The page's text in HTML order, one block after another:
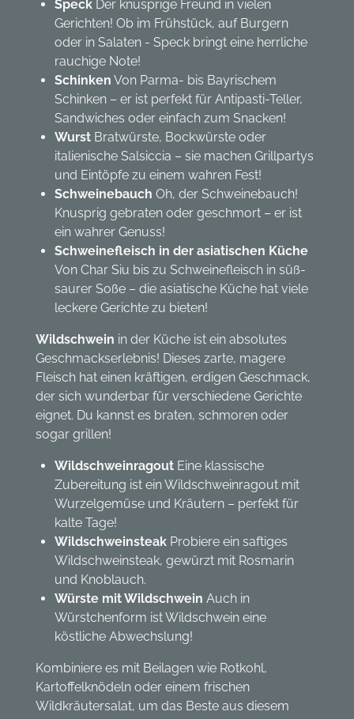
SpeckDer knusprige Freund in vielen
Gerichten! Ob im Frühstück, auf Burgern
oder in Salaten - Speck bringt eine herrliche
rauchige Note!
Schinken Von Parma- bis Bayrischem
Schinken – er ist perfekt für Antipasti-Teller,
Sandwiches oder einfach zum Snacken!
WurstBratwürste, Bockwürste oder
italienische Salsiccia – sie machen Grillpartys
und Eintöpfe zu einem wahren Fest!
Schweinebauch Oh, der Schweinebauch!
Knusprig gebraten oder geschmort – er ist
ein wahrer Genuss!
Schweinefleisch in der asiatischen Küche
Von Char Siu bis zu Schweinefleisch in süß-
saurer Soße – die asiatische Küche hat viele
leckere Gerichte zu bieten!
Wildschwein in der Küche ist ein absolutes
Geschmackserlebnis! Dieses zarte, magere
Fleisch hat einen kräftigen, erdigen Geschmack,
der sich wunderbar für verschiedene Gerichte
eignet. Du kannst es braten, schmoren oder
sogar grillen!
WildschweinragoutEine klassische
Zubereitung ist ein Wildschweinragout mit
Wurzelgemüse und Kräutern – perfekt für
kalte Tage!
WildschweinsteakProbiere ein saftiges
Wildschweinsteak, gewürzt mit Rosmarin
und Knoblauch.
Würste mit Wildschwein Auch in
Würstchenform ist Wildschwein eine
köstliche Abwechslung!
Kombiniere es mit Beilagen wie Rotkohl,
Kartoffelknödeln oder einem frischen
Wildkräutersalat, um das Beste aus diesem